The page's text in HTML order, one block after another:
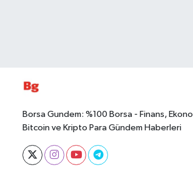
Borsa Gundem: %100 Borsa - Finans,
Bitcoin ve Kripto Para Gündem Haberleri